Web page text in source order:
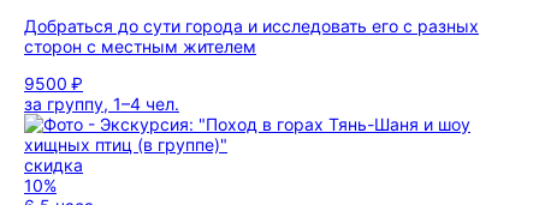
Добраться до сути города и исследовать его с разных
сторон с местным жителем
9500 ₽
за группу, 1–4 чел.
скидка
10%